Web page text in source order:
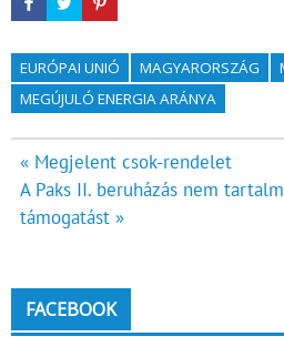
EURÓPAI UNIÓ MAGYARORSZÁG
MEGÚJULÓ ENERGIA ARÁNYA
Bejegyzés
navigáció
« Megjelent csok-rendelet
A Paks II. beruházás nem
támogatást »
FACEBOOK